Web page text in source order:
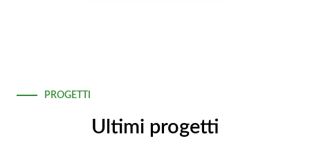
PROGETTI
Ultimi progetti